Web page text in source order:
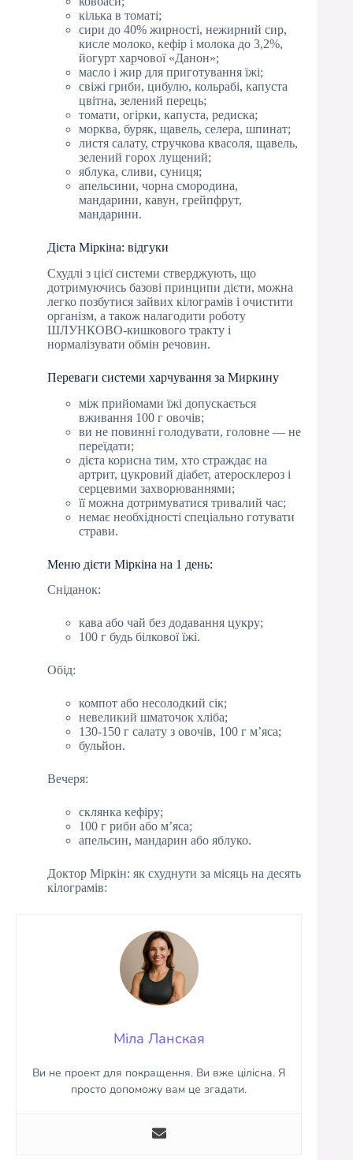
кілька в томаті;
сири до 40% жирності, нежирний сир,
кисле молоко, кефір і молока до 3,2%,
йогурт харчової «Данон»;
масло і жир для приготування їжі;
свіжі гриби, цибулю, кольрабі, капуста
цвітна, зелений перець;
томати, огірки, капуста, редиска;
морква, буряк, щавель, селера, шпинат;
листя салату, стручкова квасоля, щавель,
зелений горох лущений;
яблука, сливи, суниця;
апельсини, чорна смородина,
мандарини, кавун, грейпфрут,
мандарини.
Дієта Міркіна: відгуки
Схудлі з цієї системи стверджують, що
дотримуючись базові принципи дієти, можна
легко позбутися зайвих кілограмів і очистити
організм, а також налагодити роботу
ШЛУНКОВО-кишкового тракту і
нормалізувати обмін речовин.
Переваги системи харчування за Миркину
між прийомами їжі допускається
вживання 100 г овочів;
ви не повинні голодувати, головне — не
переїдати;
дієта корисна тим, хто страждає на
артрит, цукровий діабет, атеросклероз і
серцевими захворюваннями;
її можна дотримуватися тривалий час;
немає необхідності спеціально готувати
страви.
Меню дієти Міркіна на 1 день:
Сніданок:
кава або чай без додавання цукру;
100 г будь білкової їжі.
Обід:
компот або несолодкий сік;
невеликий шматочок хліба;
130-150 г салату з овочів, 100 г м’яса;
бульйон.
Вечеря:
склянка кефіру;
100 г риби або м’яса;
апельсин, мандарин або яблуко.
Доктор Міркін: як схуднути за місяць на десять
кілограмів:
Міла Ланская
Ви не проект для покращення. Ви вже цілісна. Я
просто допоможу вам це згадати.